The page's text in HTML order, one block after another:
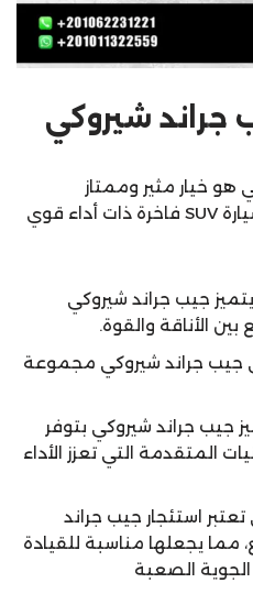
جراند شيروكي
هو خيار مثير وممتاز
للأشخاص الذين يبحثون عن سيارة SUV فاخرة ذات أداء قوي
جيب جراند شيروكي
الأناقة والقوة.
جيب جراند شيروكي مجموعة
جيب جراند شيروكي بتوفر
المتقدمة التي تعزز الأداء
تعتبر استئجار جيب جراند
مما يجعلها مناسبة للقيادة
الصعبة